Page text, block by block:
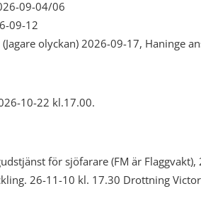
09-04/06
09-12
olyckan) 2026-09-17, Haninge
10-22 kl.17.00.
för sjöfarare (FM är Flaggvakt),
26-11-10 kl. 17.30 Drottning